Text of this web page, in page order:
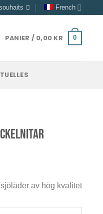
French
PANIER / 0,00 KR 0
av hög kvalitet